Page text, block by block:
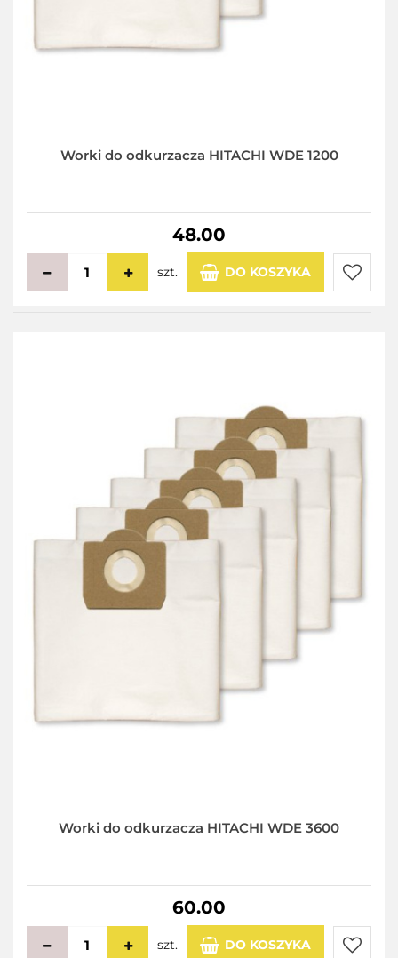
Worki do odkurzacza HITACHI WDE 1200
48.00
szt. DO KOSZYKA
Do
Worki do odkurzacza HITACHI WDE 3600
60.00
szt. DO KOSZYKA